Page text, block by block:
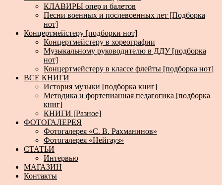
КЛАВИРЫ опер и балетов
Песни военных и послевоенных лет [Подборка
нот]
Концертмейстеру [подборки нот]
Концертмейстеру в хореографии
Музыкальному руководителю в ДДУ [подборка
нот]
Концертмейстеру в классе флейты [подборка нот]
ВСЕ КНИГИ
История музыки [подборка книг]
Методика и фортепианная педагогика [подборка
книг]
КНИГИ [Разное]
ФОТОГАЛЕРЕЯ
Фотогалерея «С. В. Рахманинов»
Фотогалерея «Нейгауз»
СТАТЬИ
Интервью
МАГАЗИН
Контакты